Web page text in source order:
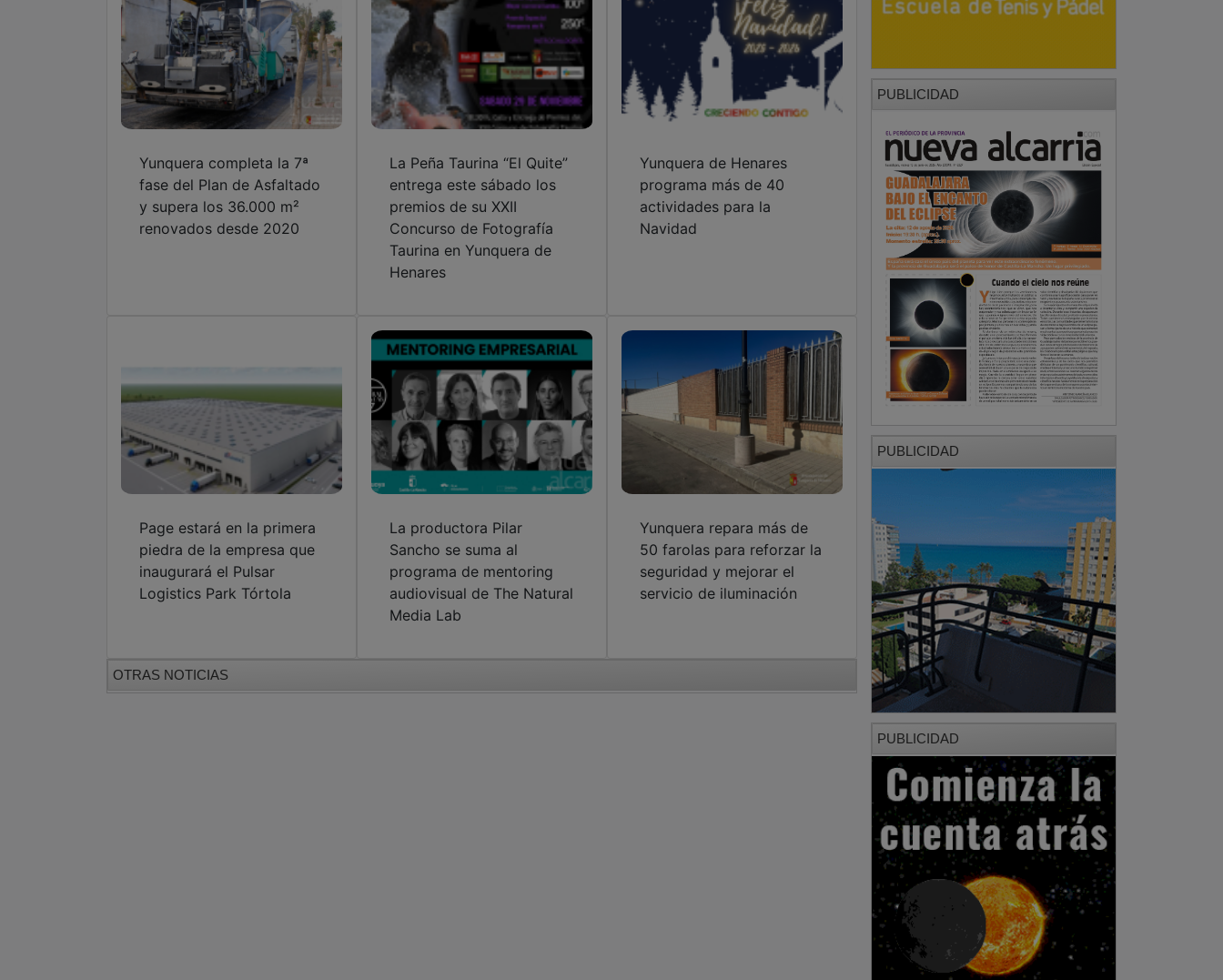
Yunquera completa la 7ª
fase del Plan de Asfaltado
y supera los 36.000 m²
renovados desde 2020
La Peña Taurina “El Quite”
entrega este sábado los
premios de su XXII
Concurso de Fotografía
Taurina en Yunquera de
Henares
Yunquera de Henares
programa más de 40
actividades para la
Navidad
Page estará en la primera
piedra de la empresa que
inaugurará el Pulsar
Logistics Park Tórtola
La productora Pilar
Sancho se suma al
programa de mentoring
audiovisual de The Natural
Media Lab
Yunquera repara más de
50 farolas para reforzar la
seguridad y mejorar el
servicio de iluminación
OTRAS NOTICIAS
PUBLICIDAD
PUBLICIDAD
PUBLICIDAD